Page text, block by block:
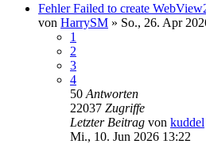
Fehler Failed to create
von HarrySM » So., 26. Apr
1
2
3
4
50 Antworten
22037 Zugriffe
Letzter Beitrag von kuddel
Mi., 10. Jun 2026 13:22